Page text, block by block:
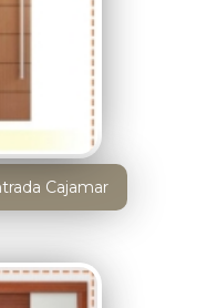
Cajamar